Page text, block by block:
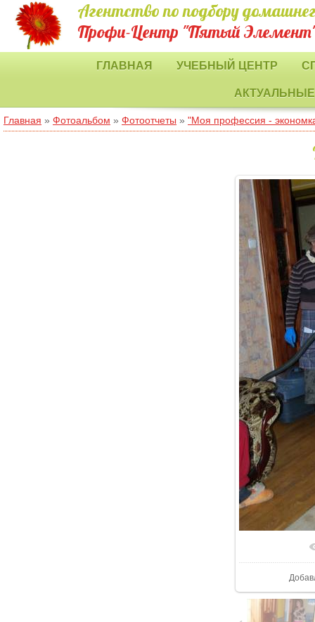
Агентство по подбору
Профи-Центр "Пятый
ГЛАВНАЯ УЧЕБНЫЙ ЦЕНТР
Главная » Фотоальбом » Фотоотчеты » "Моя профессия -
В